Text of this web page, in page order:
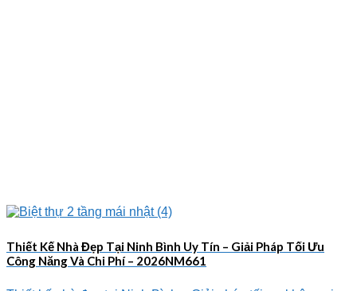
Thiết Kế Nhà Đẹp Tại Ninh Bình Uy Tín – Giải Pháp Tối Ưu
Công Năng Và Chi Phí – 2026NM661